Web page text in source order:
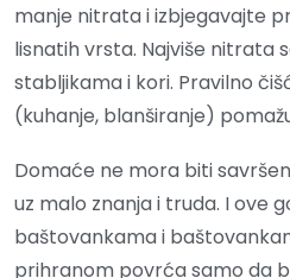
manje nitrata i izbjegavajte
lisnatih vrsta. Najviše nitrata
stabljikama i kori. Pravilno
(kuhanje, blanširanje)
Domaće ne mora biti
uz malo znanja i truda. I ove
baštovankama i
prihranom povrća samo da